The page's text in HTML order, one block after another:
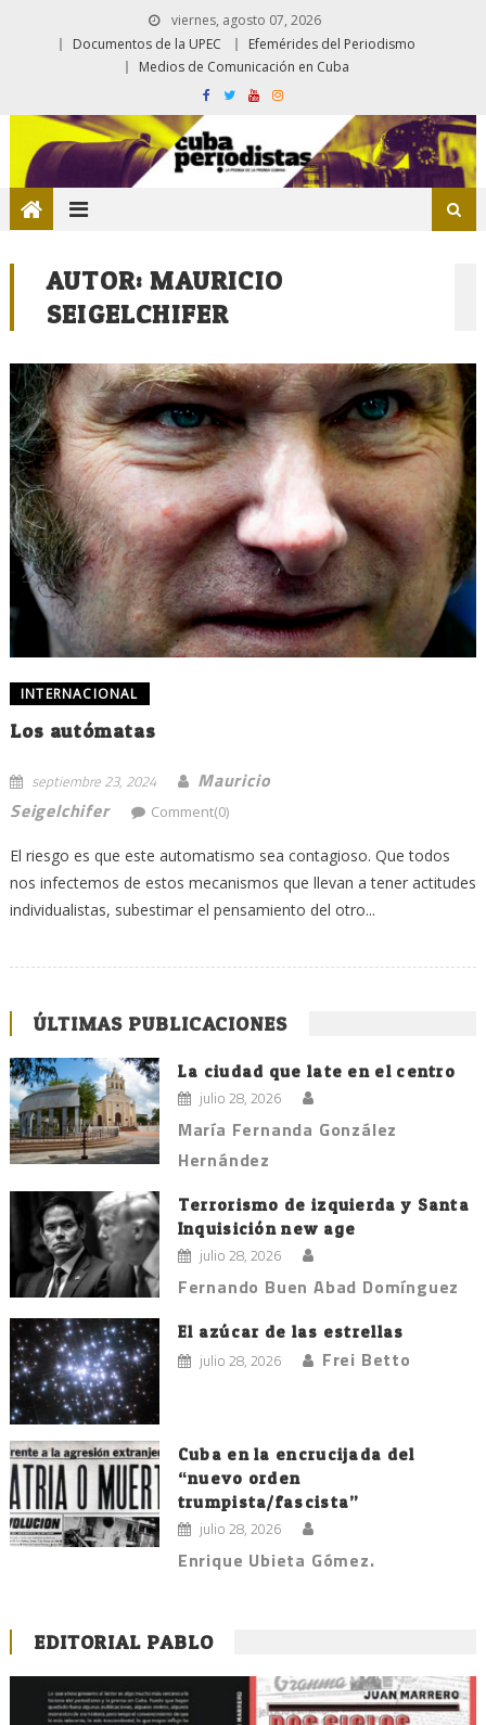
viernes, agosto 07, 2026
Documentos de la UPEC
Efemérides del Periodismo
Medios de Comunicación en Cuba
AUTOR:MAURICIO
SEIGELCHIFER
INTERNACIONAL
Los autómatas
septiembre 23, 2024
Mauricio
Seigelchifer
Comment(0)
El riesgo es que este automatismo sea contagioso. Que todos
nos infectemos de estos mecanismos que llevan a tener actitudes
individualistas, subestimar el pensamiento del otro...
ÚLTIMAS PUBLICACIONES
La ciudad que late en el centro
julio 28, 2026
María Fernanda González
Hernández
Terrorismo de izquierda y Santa
Inquisición new age
julio 28, 2026
Fernando Buen Abad Domínguez
El azúcar de las estrellas
julio 28, 2026 Frei Betto
Cuba en la encrucijada del
“nuevo orden
trumpista/fascista”
julio 28, 2026
Enrique Ubieta Gómez.
EDITORIAL PABLO